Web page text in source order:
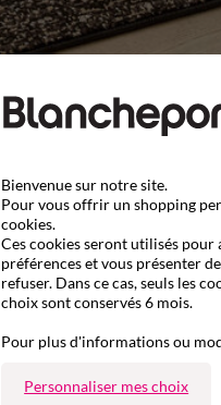
Bienvenue sur notre site.
Pour vous offrir un shopping
cookies.
Ces cookies seront utilisés
préférences et vous présenter
refuser. Dans ce cas, seuls les
choix sont conservés 6 mois.
Pour plus d'informations ou
Personnaliser mes choix